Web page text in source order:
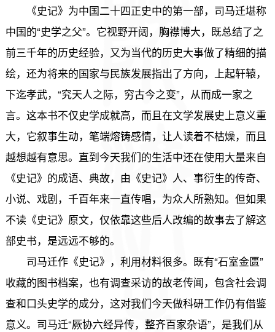
《史记》为中国二十四正史中的第一部，司马迁堪称
中国的“史学之父”。它视野开阔，胸襟博大，既总结了之
前三千年的历史经验，又为当代的历史大事做了精细的描
绘，还为将来的国家与民族发展指出了方向，上起轩辕，
下迄孝武，“究天人之际，穷古今之变”，从而成一家之
言。这本书不仅史学成就高，而且在文学发展史上意义重
大，它叙事生动，笔端熔铸感情，让人读着不枯燥，而且
越想越有意思。直到今天我们的生活中还在使用大量来自
《史记》的成语、典故，由《史记》人、事衍生的传奇、
小说、戏剧，千百年来一直传唱，为众人所熟知。但如果
不读《史记》原文，仅依靠这些后人改编的故事去了解这
部史书，是远远不够的。
司马迁作《史记》，利用材料很多。既有“石室金匮”
收藏的图书档案，也有调查采访的故老传闻，包含社会调
查和口头史学的成分，这对我们今天做科研工作仍有借鉴
意义。司马迁“厥协六经异传，整齐百家杂语”，是我们从